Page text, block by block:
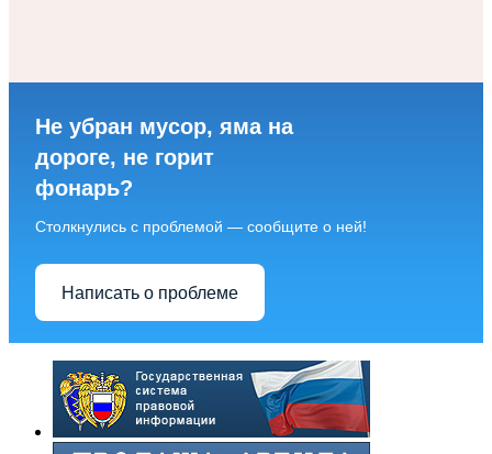
Не убран мусор, яма на
дороге, не горит
фонарь?
Столкнулись с проблемой — сообщите о ней!
Написать о проблеме